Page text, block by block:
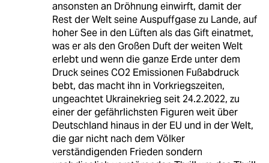
ansonsten an Dröhnung einwirft, damit der
Rest der Welt seine Auspuffgase zu Lande, auf
hoher See in den Lüften als das Gift einatmet,
was er als den Großen Duft der weiten Welt
erlebt und wenn die ganze Erde unter dem
Druck seines CO2 Emissionen Fußabdruck
bebt, das macht ihn in Vorkriegszeiten,
ungeachtet Ukrainekrieg seit 24.2.2022, zu
einer der gefährlichsten Figuren weit über
Deutschland hinaus in der EU und in der Welt,
die gar nicht nach dem Völker
verständigenden Frieden sondern